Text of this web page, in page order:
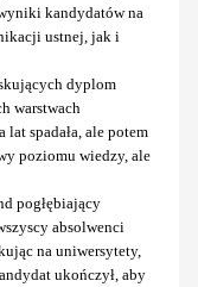
kandydatów na
ustnej, jak i
dyplom
warstwach
spadała, ale potem
poziomu wiedzy, ale
pogłębiający
absolwenci
na uniwersytety,
ukończył, aby